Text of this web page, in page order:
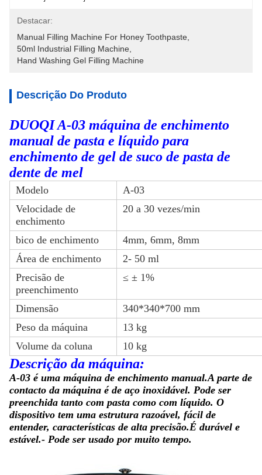
Destacar:
Manual Filling Machine For Honey Toothpaste
50ml Industrial Filling Machine
Hand Washing Gel Filling Machine
Descrição Do Produto
DUOQI A-03 máquina de enchimento
manual de pasta e líquido para
enchimento de gel de suco de pasta de
dente de mel
Modelo
A-03
Velocidade de
enchimento
20 a 30 vezes/min
bico de enchimento
4mm, 6mm, 8mm
Área de enchimento
2- 50 ml
Precisão de
preenchimento
≤ ± 1%
Dimensão
340*340*700 mm
Peso da máquina
13 kg
Volume da coluna
10 kg
Descrição da máquina:
A-03 é uma máquina de enchimento manual.A parte de
contacto da máquina é de aço inoxidável. Pode ser
preenchida tanto com pasta como com líquido. O
dispositivo tem uma estrutura razoável, fácil de
entender, características de alta precisão.É durável e
estável.- Pode ser usado por muito tempo.